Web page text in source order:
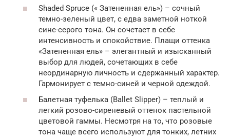
Shaded Spruce (« Затененная ель») – сочный
темно-зеленый цвет, с едва заметной ноткой
сине-серого тона. Он сочетает в себе
интенсивность и спокойствие. Плащи оттенка
«Затененная ель» – элегантный и изысканный
выбор для людей, сочетающих в себе
неординарную личность и сдержанный характер.
Гармонирует с темно-синей и черной одеждой.
Балетная туфелька (Ballet Slipper) – теплый и
легкий розово-сиреневый оттенок пастельной
цветовой гаммы. Несмотря на то, что розовые
тона чаще всего используют для тонких, летних